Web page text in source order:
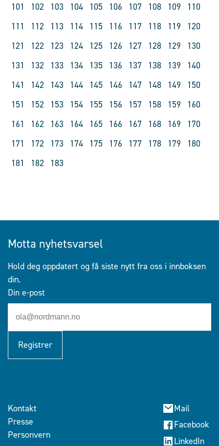
101
102 103 104 105 106 107 108 109
110
111
112 113 114 115 116 117 118 119
120
121
122 123 124 125 126 127 128 129
130
131
132 133 134 135 136 137 138 139
140
141
142 143 144 145 146 147 148 149
150
151
152 153 154 155 156 157 158 159
160
161
162 163 164 165 166 167 168 169
170
171
172 173 174 175 176 177 178 179
180
181
182 183
Motta nyhetsvarsel
Hold deg oppdatert og få siste nytt fra oss i innboksen
din.
Din e-post
Registrer
Kontakt
Presse
Personvern
Mail
Facebook
LinkedIn